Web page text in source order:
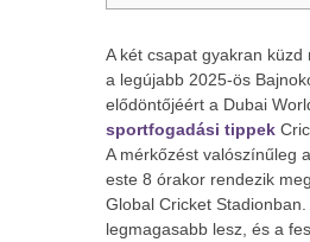
A két csapat gyakran küzd
a legújabb 2025-ös
elődöntőjéért a Dubai
sportfogadási tippek
A mérkőzést valószínűleg
este 8 órakor rendezik
Global Cricket
legmagasabb lesz, és a